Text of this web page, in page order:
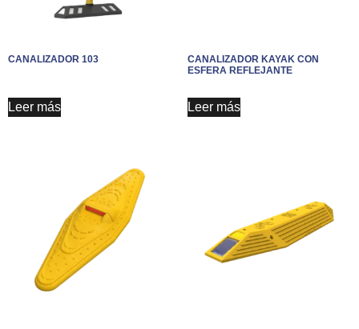
CANALIZADOR 103
Leer más
CANALIZADOR KAYAK CON
ESFERA REFLEJANTE
Leer más